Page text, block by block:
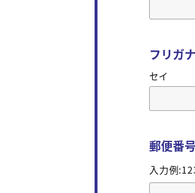
フリガ
セイ
郵便番
入力例